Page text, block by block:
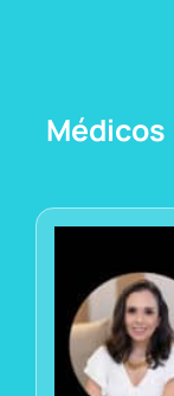
Médicos